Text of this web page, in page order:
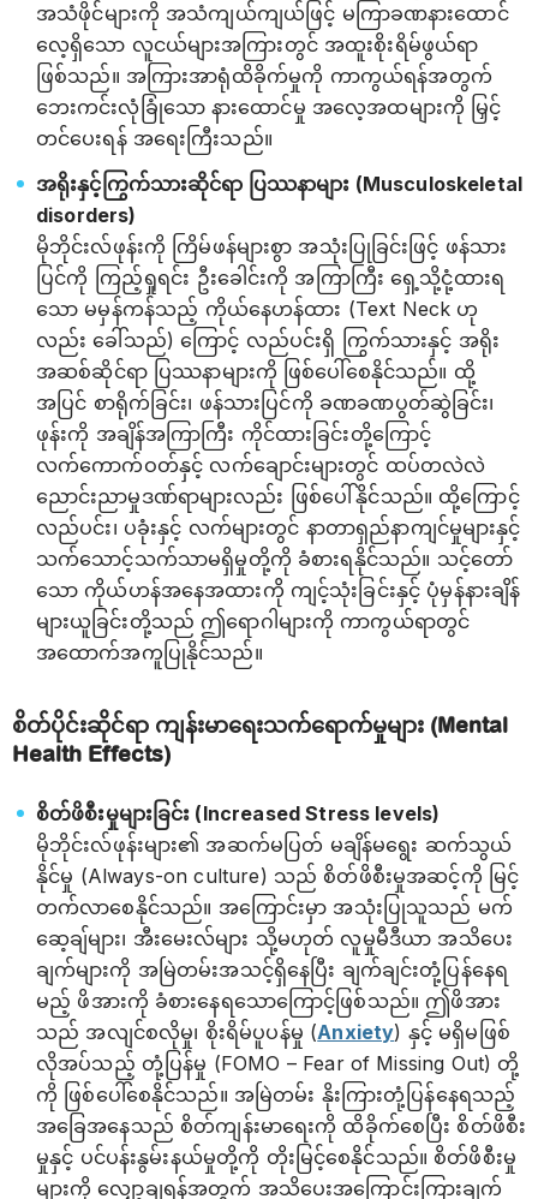
အသံဖိုင်များကို အသံကျယ်ကျယ်ဖြင့် မကြာခဏနားထောင်
လေ့ရှိသော လူငယ်များအကြားတွင် အထူးစိုးရိမ်ဖွယ်ရာ
ဖြစ်သည်။ အကြားအာရုံထိခိုက်မှုကို ကာကွယ်ရန်အတွက်
ဘေးကင်းလုံခြုံသော နားထောင်မှု အလေ့အထများကို မြှင့်
တင်ပေးရန် အရေးကြီးသည်။
အရိုးနှင့်ကြွက်သားဆိုင်ရာ ပြဿနာများ (Musculoskeletal
disorders)
မိုဘိုင်းလ်ဖုန်းကို ကြိမ်ဖန်များစွာ အသုံးပြုခြင်းဖြင့် ဖန်သား
ပြင်ကို ကြည့်ရှုရင်း ဦးခေါင်းကို အကြာကြီး ရှေ့သို့ငုံ့ထားရ
သော မမှန်ကန်သည့် ကိုယ်နေဟန်ထား (Text Neck ဟု
လည်း ခေါ်သည်) ကြောင့် လည်ပင်းရှိ ကြွက်သားနှင့် အရိုး
အဆစ်ဆိုင်ရာ ပြဿနာများကို ဖြစ်‌ပေါ်စေနိုင်သည်။ ထို့
အပြင် စာရိုက်ခြင်း၊ ဖန်သားပြင်ကို ခဏခဏပွတ်ဆွဲခြင်း၊
ဖုန်းကို အချိန်အကြာကြီး ကိုင်ထားခြင်းတို့ကြောင့်
လက်ကောက်ဝတ်နှင့် လက်ချောင်းများတွင် ထပ်တလဲလဲ
ညောင်းညာမှုဒဏ်ရာများလည်း ဖြစ်‌ပေါ်နိုင်သည်။ ထို့ကြောင့်
လည်ပင်း၊ ပခုံးနှင့် လက်များတွင် နာတာရှည်နာကျင်မှုများနှင့်
သက်သောင့်သက်သာမရှိမှုတို့ကို ခံစားရနိုင်သည်။ သင့်တော်
သော ကိုယ်ဟန်အနေအထားကို ကျင့်သုံးခြင်းနှင့် ပုံမှန်နားချိန်
များယူခြင်းတို့သည် ဤရောဂါများကို ကာကွယ်ရာတွင်
အထောက်အကူပြုနိုင်သည်။
စိတ်ပိုင်းဆိုင်ရာ ကျန်းမာရေးသက်ရောက်မှုများ (Mental
Health Effects)
စိတ်ဖိစီးမှုများခြင်း (Increased Stress levels)
မိုဘိုင်းလ်ဖုန်းများ၏ အဆက်မပြတ် မချိန်မရွေး ဆက်သွယ်
နိုင်မှု (Always-on culture) သည် စိတ်ဖိစီးမှုအဆင့်ကို မြင့်
တက်လာစေနိုင်သည်။ အကြောင်းမှာ အသုံးပြုသူသည် မက်
ဆေ့ချ်များ၊ အီးမေးလ်များ သို့မဟုတ် လူမှုမီဒီယာ အသိပေး
ချက်များကို အမြဲတမ်းအသင့်ရှိနေပြီး ချက်ချင်းတုံ့ပြန်နေရ
မည့် ဖိအားကို ခံစားနေရသောကြောင့်ဖြစ်သည်။ ဤဖိအား
သည် အလျင်စလိုမှု၊ စိုးရိမ်ပူပန်မှု (Anxiety) နှင့် မရှိမဖြစ်
လိုအပ်သည့် တုံ့ပြန်မှု (FOMO – Fear of Missing Out) တို့
ကို ဖြစ်‌ပေါ်စေနိုင်သည်။ အမြဲတမ်း နိုးကြားတုံ့ပြန်နေရသည့်
အခြေအနေသည် စိတ်ကျန်းမာရေးကို ထိခိုက်စေပြီး စိတ်ဖိစီး
မှုနှင့် ပင်ပန်းနွမ်းနယ်မှုတို့ကို တိုးမြင့်စေနိုင်သည်။ စိတ်ဖိစီးမှု
များကို လျှော့ချရန်အတွက် အသိပေးအကြောင်းကြားချက်